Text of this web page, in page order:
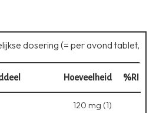
dosering (= per avond tablet,
Hoeveelheid %RI
120 mg (1)